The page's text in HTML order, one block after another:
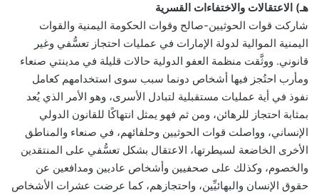
هـ) الاعتقالات والاختفاءات القسرية
شاركت قوات الحوثيين-صالح وقوات الحكومة اليمنية والقوات
اليمنية الموالية لدولة الإمارات في عمليات احتجاز تعسُّفي وغير
قانوني. ووثَّقت منظمة العفو الدولية حالات قليلة في مدينتي صنعاء
ومأرب احتُجز فيها أشخاص دونما سبب سوى استخدامهم كعامل
نفوذ في أية عمليات مستقبلية لتبادل الأسرى، وهو الأمر الذي يُعد
بمثابة احتجاز للرهائن، ومن ثم فهو يمثل انتهاكًا للقانون الدولي
الإنساني، وواصلت قوات الحوثيين وحلفائهم، في صنعاء والمناطق
الأخرى الخاضعة لسيطرتها، الاعتقال بشكل تعسُّفي على المنتقدين
والخصوم، وكذلك على صحفيين وأشخاص عاديين ومدافعين عن
حقوق الإنسان والبهائيِّين، واحتجازهم، كما عرضت عشرات الأشخاص